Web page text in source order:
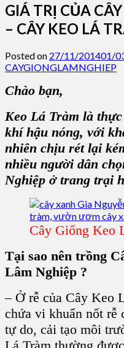
GIÁ TRỊ CỦA
– CÂY KEO LÁ
Posted on 27/11/201401/
CAYGIONGLAMNGHIEP
Chào bạn,
Keo Lá Tràm là
khí hậu nóng, với
nhiên chịu rét lại
nhiều người dân
Nghiệp ở trang trại
Cây Giống Keo
Tại sao nên trồng
Lâm Nghiệp ?
– Ở rễ của Cây Keo
chứa vi khuẩn nốt rễ
tự do, cải tạo môi